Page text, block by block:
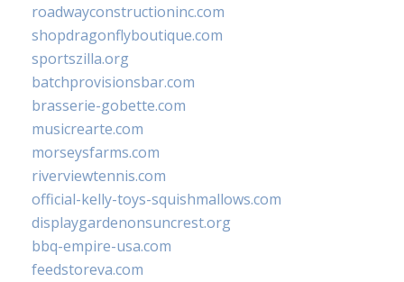
roadwayconstructioninc.com
shopdragonflyboutique.com
sportszilla.org
batchprovisionsbar.com
brasserie-gobette.com
musicrearte.com
morseysfarms.com
riverviewtennis.com
official-kelly-toys-squishmallows.com
displaygardenonsuncrest.org
bbq-empire-usa.com
feedstoreva.com